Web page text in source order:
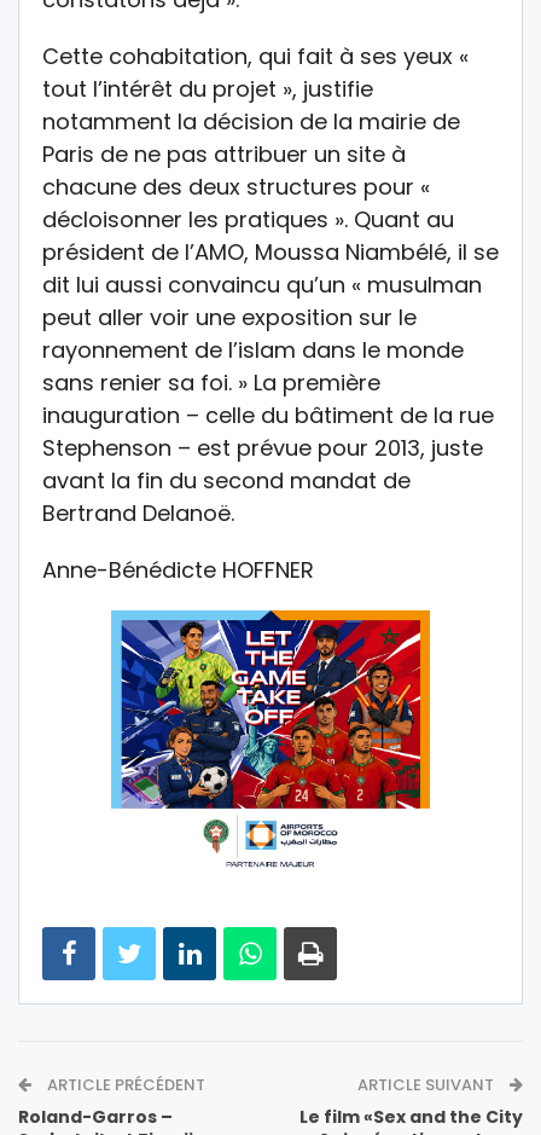
Cette cohabitation, qui fait à ses yeux «
tout l’intérêt du projet », justifie
notamment la décision de la mairie de
Paris de ne pas attribuer un site à
chacune des deux structures pour «
décloisonner les pratiques ». Quant au
président de l’AMO, Moussa Niambélé, il se
dit lui aussi convaincu qu’un « musulman
peut aller voir une exposition sur le
rayonnement de l’islam dans le monde
sans renier sa foi. » La première
inauguration – celle du bâtiment de la rue
Stephenson – est prévue pour 2013, juste
avant la fin du second mandat de
Bertrand Delanoë.
Anne-Bénédicte HOFFNER
ARTICLE PRÉCÉDENT
Roland-Garros –
ARTICLE SUIVANT
Le film «Sex and the City